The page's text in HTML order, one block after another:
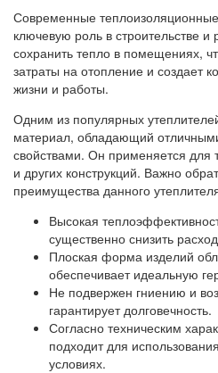
Современные
ключевую роль в строительстве
сохранить тепло в помещениях,
затраты на отопление и создает
жизни и работы.
Одним из популярных
материал, обладающий
свойствами. Он применяется для
и других конструкций. Важно
преимущества данного
Высокая
существенно снизить
Плоская форма изделий
обеспечивает идеальную
Не подвержен гниению и
гарантирует долговечность.
Согласно техническим
подходит для
условиях.